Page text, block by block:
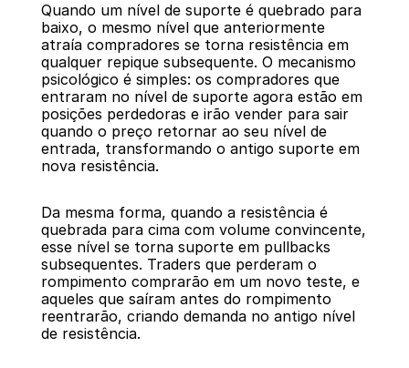
Quando um nível de suporte é quebrado para
baixo, o mesmo nível que anteriormente
atraía compradores se torna resistência em
qualquer repique subsequente. O mecanismo
psicológico é simples: os compradores que
entraram no nível de suporte agora estão em
posições perdedoras e irão vender para sair
quando o preço retornar ao seu nível de
entrada, transformando o antigo suporte em
nova resistência.
Da mesma forma, quando a resistência é
quebrada para cima com volume convincente,
esse nível se torna suporte em pullbacks
subsequentes. Traders que perderam o
rompimento comprarão em um novo teste, e
aqueles que saíram antes do rompimento
reentrarão, criando demanda no antigo nível
de resistência.